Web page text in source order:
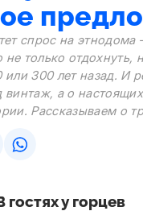
спрос на этнодома
только отдохнуть,
300 лет назад. И
винтаж, а о
Рассказываем о
у горцев